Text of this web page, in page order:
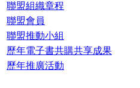
聯盟組織章程
聯盟會員
聯盟推動小組
歷年電子書共購共享成果
歷年推廣活動